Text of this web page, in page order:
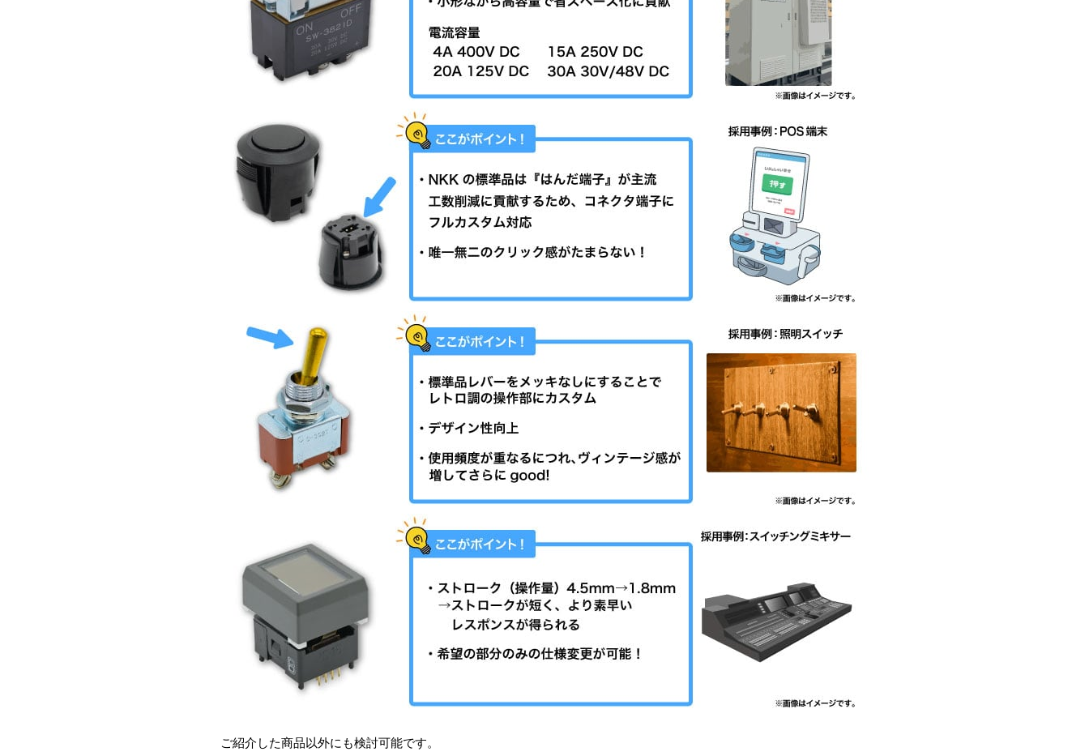
ご紹介した商品以外にも検討可能です。